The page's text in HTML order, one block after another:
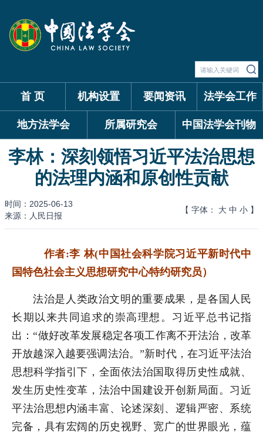
首 页 机构设置 要闻资讯 法学会工作
地方法学会 所属研究会 中国法学会刊物
李林：深刻领悟习近平法治思想
的法理内涵和原创性贡献
时间：2025-06-13
来源：人民日报
【 字体： 大 中 小 】
作者:李 林(中国社会科学院习近平新时代中
国特色社会主义思想研究中心特约研究员）
法治是人类政治文明的重要成果，是各国人民
长期以来共同追求的崇高理想。习近平总书记指
出：“做好改革发展稳定各项工作离不开法治，改革
开放越深入越要强调法治。”新时代，在习近平法治
思想科学指引下，全面依法治国取得历史性成就、
发生历史性变革，法治中国建设开创新局面。习近
平法治思想内涵丰富、论述深刻、逻辑严密、系统
完备，具有宏阔的历史视野、宽广的世界眼光，蕴